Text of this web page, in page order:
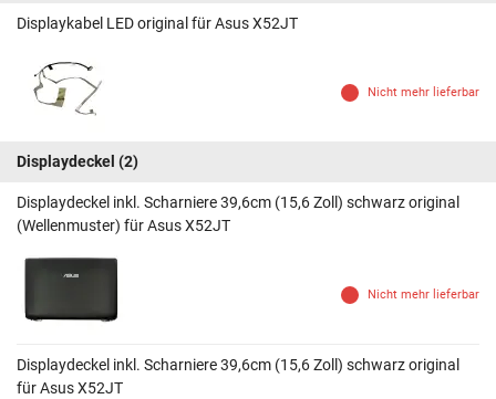
Displaykabel LED original für Asus X52JT
Nicht mehr lieferbar
Displaydeckel (2)
Displaydeckel inkl. Scharniere 39,6cm (15,6 Zoll) schwarz original
(Wellenmuster) für Asus X52JT
Nicht mehr lieferbar
Displaydeckel inkl. Scharniere 39,6cm (15,6 Zoll) schwarz original
für Asus X52JT